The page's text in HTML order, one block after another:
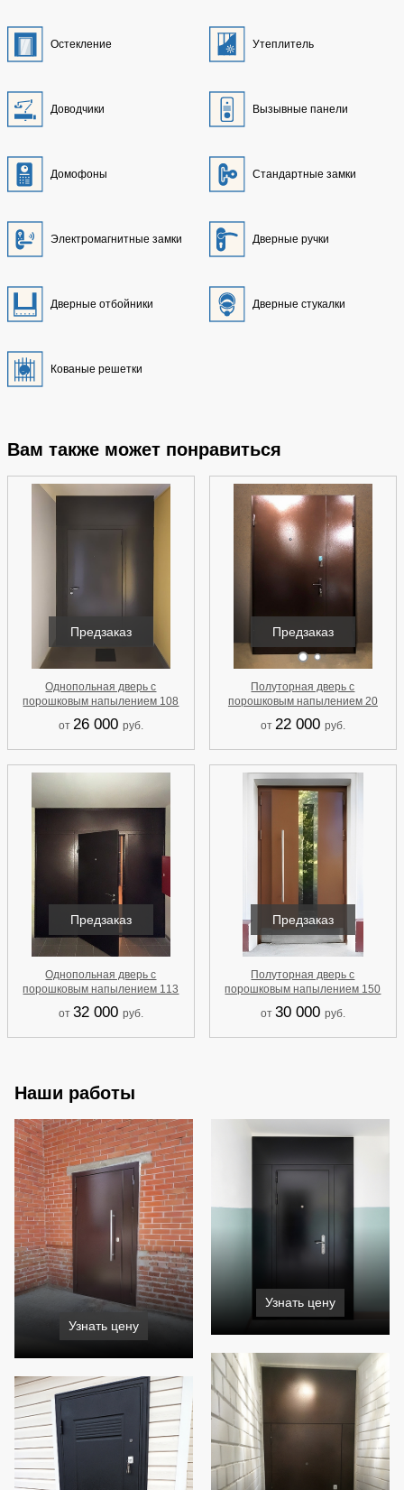
Остекление Утеплитель
Доводчики Вызывные панели
Домофоны Стандартные замки
Электромагнитные замки Дверные ручки
Дверные отбойники Дверные стукалки
Кованые решетки
Вам также может понравиться
Предзаказ
Однопольная дверь с
порошковым напылением 108
от 26 000 руб.
Предзаказ
Полуторная дверь с
порошковым напылением 20
от 22 000 руб.
Предзаказ
Однопольная дверь с
порошковым напылением 113
от 32 000 руб.
Предзаказ
Полуторная дверь с
порошковым напылением 150
от 30 000 руб.
Наши работы
Узнать цену
Узнать цену